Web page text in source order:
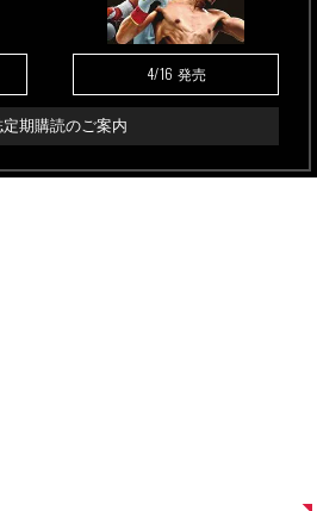
4/16 発売
定期購読のご案内